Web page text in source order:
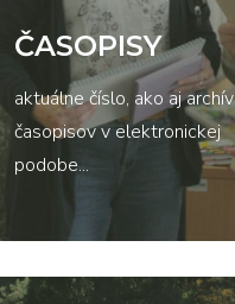
ČASOPISY
aktuálne číslo, ako aj archív
časopisov v elektronickej
podobe...